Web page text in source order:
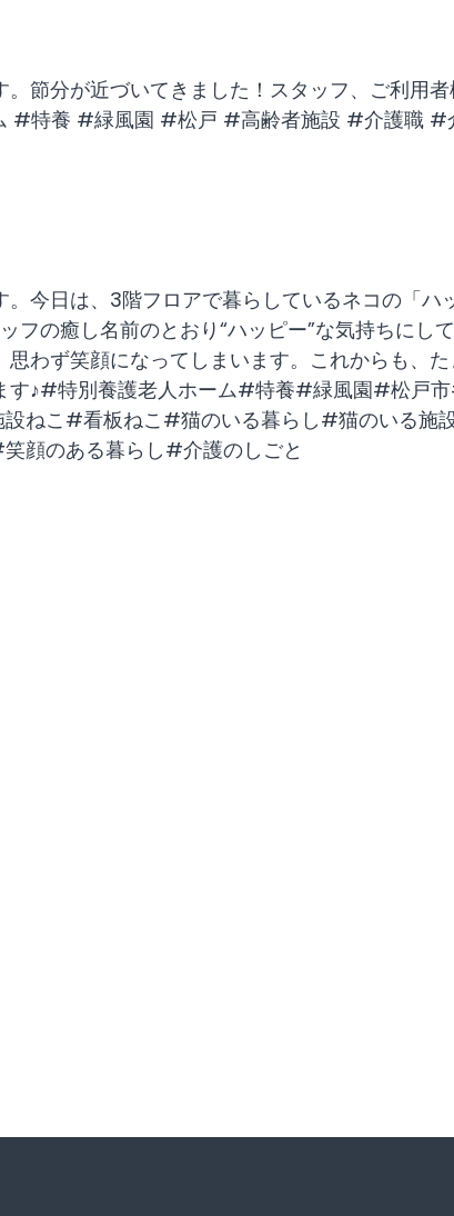
。節分が近づいてきました！スタッフ、ご利用
#特養 #緑風園 #松戸 #高齢者施設 #介護職
。今日は、3階フロアで暮らしているネコの「ハ
フの癒し名前のとおり“ハッピー”な気持ちにし
思わず笑顔になってしまいます。これからも、
す♪#特別養護老人ホーム#特養#緑風園#松戸
ねこ#看板ねこ#猫のいる暮らし#猫のいる施
顔のある暮らし#介護のしごと